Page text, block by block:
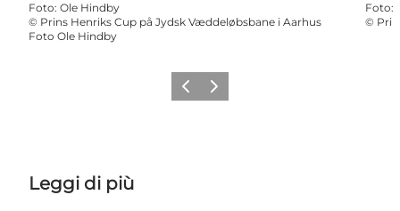
Foto: Ole Hindby
© Prins Henriks Cup på Jydsk Væddeløbsbane i Aarhus
Foto Ole Hindby
Foto:
©
Precedente
Avanti
Leggi di più